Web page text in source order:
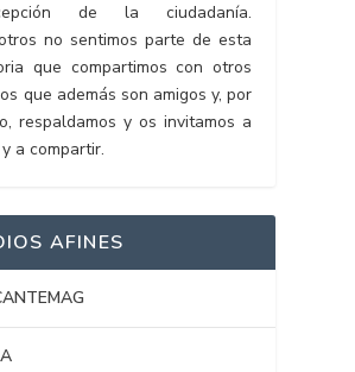
de la ciudadanía.
no sentimos parte de esta
que compartimos con otros
que además son amigos y, por
respaldamos y os invitamos a
a compartir.
AFINES